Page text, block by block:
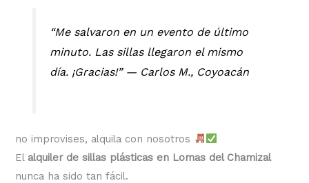
“Me salvaron en un evento de último
minuto. Las sillas llegaron el mismo
día. ¡Gracias!” — Carlos M., Coyoacán
no improvises, alquila con nosotros
El alquiler de sillas plásticas en Lomas del Chamizal
nunca ha sido tan fácil.